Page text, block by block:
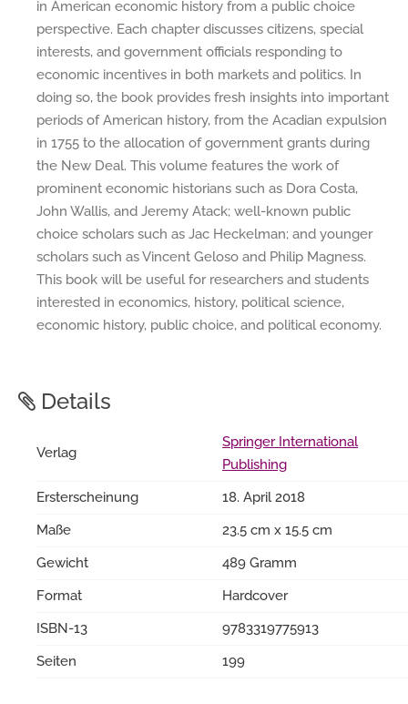
in American economic history from a public choice
perspective. Each chapter discusses citizens, special
interests, and government officials responding to
economic incentives in both markets and politics. In
doing so, the book provides fresh insights into important
periods of American history, from the Acadian expulsion
in 1755 to the allocation of government grants during
the New Deal. This volume features the work of
prominent economic historians such as Dora Costa,
John Wallis, and Jeremy Atack; well-known public
choice scholars such as Jac Heckelman; and younger
scholars such as Vincent Geloso and Philip Magness.
This book will be useful for researchers and students
interested in economics, history, political science,
economic history, public choice, and political economy.
Details
Verlag
Springer International
Publishing
Ersterscheinung
18. April 2018
Maße
23.5 cm x 15.5 cm
Gewicht
489 Gramm
Format
Hardcover
ISBN-13
9783319775913
Seiten
199